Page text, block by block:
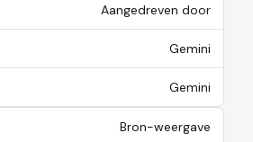
Aangedreven door
Gemini
Gemini
Bron-weergave